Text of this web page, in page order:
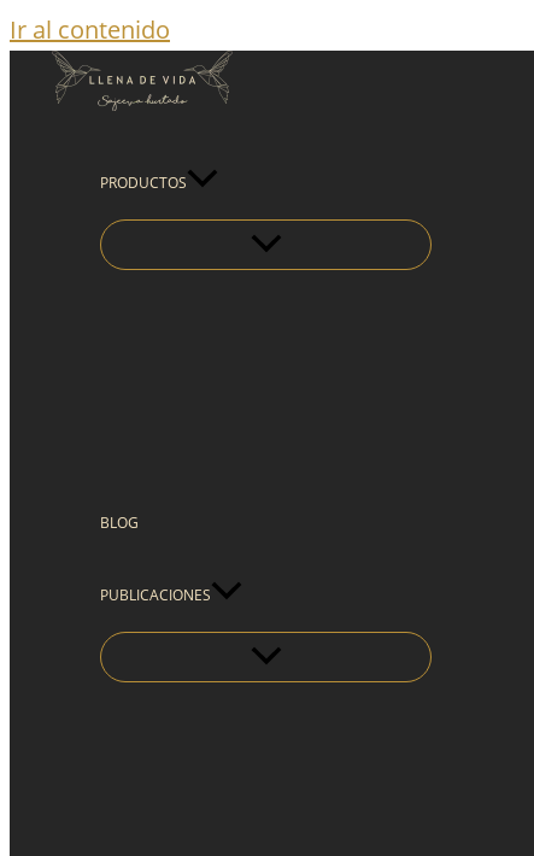
Ir al contenido
PRODUCTOS
BLOG
PUBLICACIONES